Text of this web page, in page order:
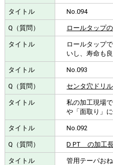
No.094
ロールタップ
ロールタップ
いし、寿命も
No.093
センタ穴ドリ
私の加工現場
や「面取り」
No.092
D PT の加工
管用テーパお